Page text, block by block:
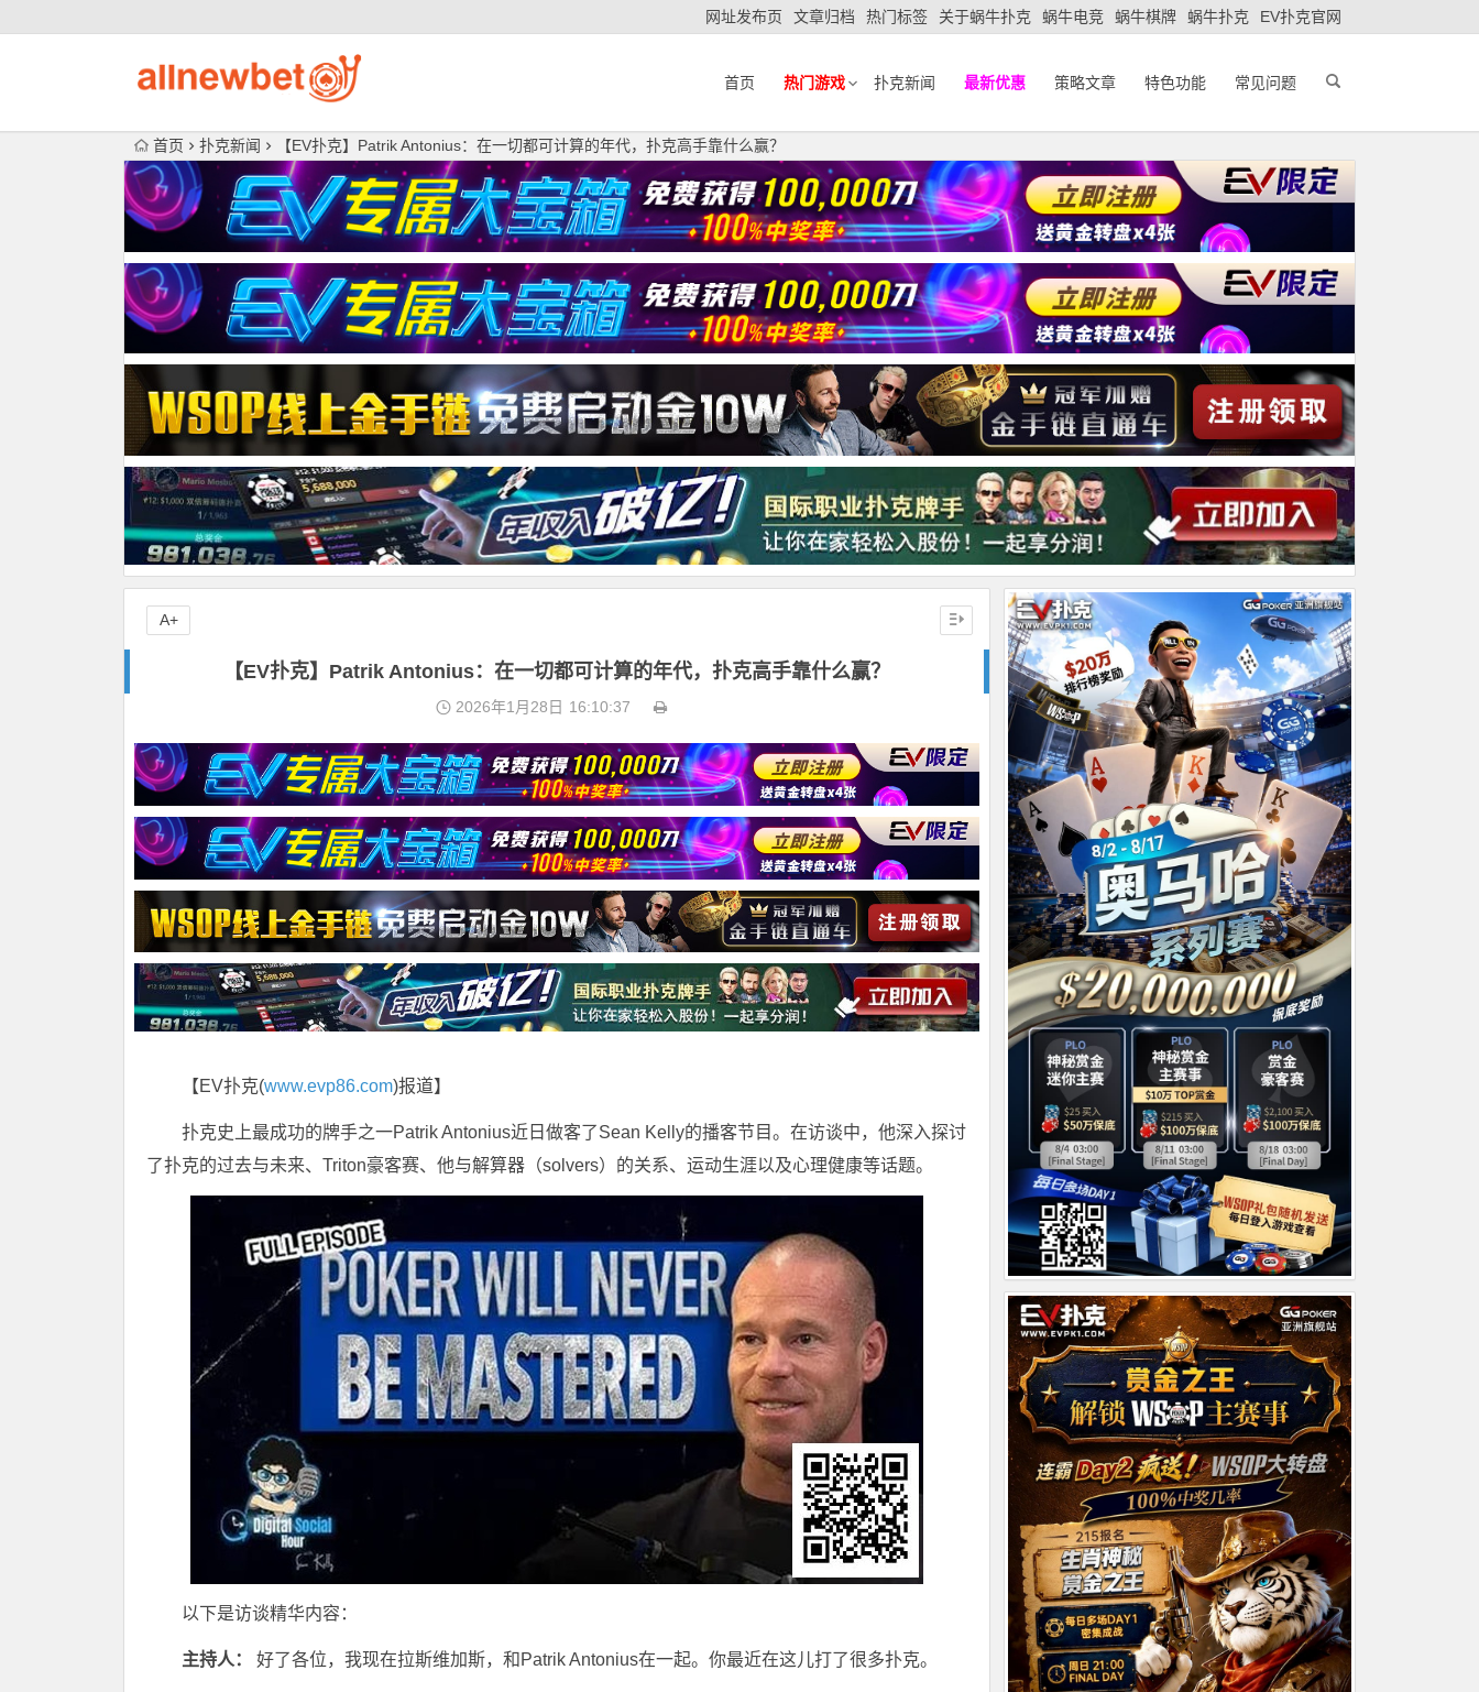
网址发布页 文章归档 热门标签 关于蜗牛扑克 蜗牛电竞 蜗牛棋牌 蜗牛扑克 EV扑克官网
首页 热门游戏 扑克新闻 最新优惠 策略文章 特色功能 常见问题
首页 扑克新闻 【EV扑克】Patrik Antonius：在一切都可计算的年代，扑克高手靠什么赢？
【EV扑克】Patrik Antonius：在一切都可计算的年代，扑克高手靠什么赢？
2026年1月28日 16:10:37
【EV扑克(www.evp86.com)报道】
扑克史上最成功的牌手之一Patrik Antonius近日做客了Sean Kelly的播客节目。在访谈中，他深入探讨
了扑克的过去与未来、Triton豪客赛、他与解算器（solvers）的关系、运动生涯以及心理健康等话题。
以下是访谈精华内容：
主持人： 好了各位，我现在拉斯维加斯，和Patrik Antonius在一起。你最近在这儿打了很多扑克。
A+